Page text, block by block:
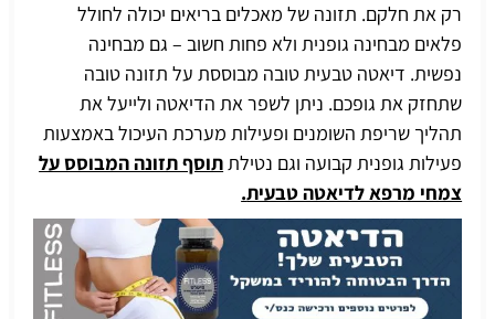
רק את חלקם. תזונה של מאכלים בריאים יכולה לחולל
פלאים מבחינה גופנית ולא פחות חשוב – גם מבחינה
נפשית. דיאטה טבעית טובה מבוססת על תזונה טובה
שתחזק את גופכם. ניתן לשפר את הדיאטה ולייעל את
תהליך שריפת השומנים ופעילות מערכת העיכול באמצעות
פעילות גופנית קבועה וגם נטילתתוסף תזונה המבוסס על
צמחי מרפא לדיאטה טבעית.